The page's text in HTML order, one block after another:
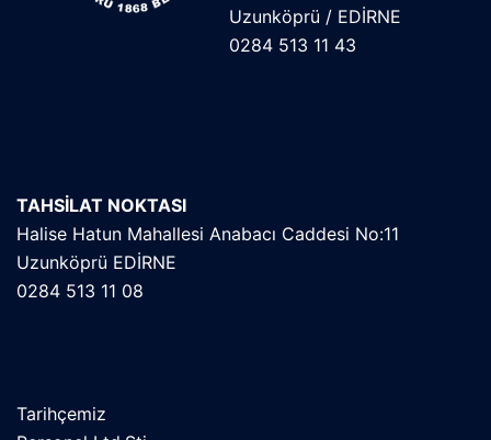
Uzunköprü / EDİRNE
0284 513 11 43
TAHSİLAT NOKTASI
Halise Hatun Mahallesi Anabacı Caddesi No:11
Uzunköprü EDİRNE
0284 513 11 08
Tarihçemiz